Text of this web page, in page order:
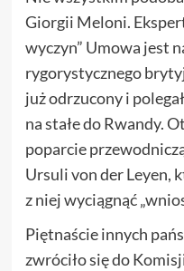
Giorgii Meloni.
wyczyn” Umowa jest
rygorystycznego
już odrzucony i
na stałe do Rwandy.
poparcie
Ursuli von der Leyen,
z niej wyciągnąć
Piętnaście innych
zwróciło się do